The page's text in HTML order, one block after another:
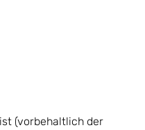
(vorbehaltlich der